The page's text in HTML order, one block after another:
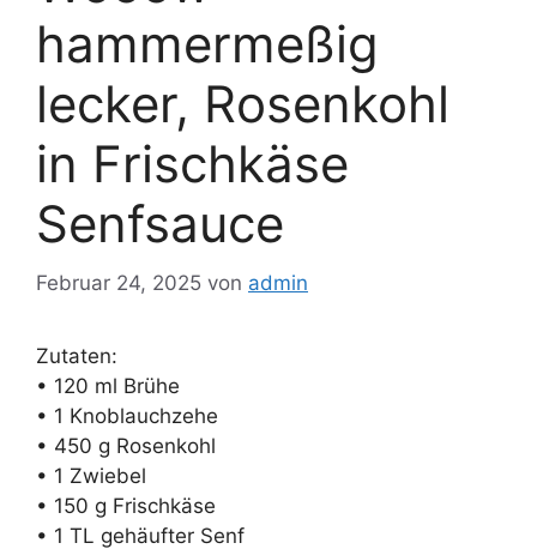
hammermeßig
lecker, Rosenkohl
in Frischkäse
Senfsauce
Februar 24, 2025 von admin
Zutaten:
• 120 ml Brühe
• 1 Knoblauchzehe
• 450 g Rosenkohl
• 1 Zwiebel
• 150 g Frischkäse
• 1 TL gehäufter Senf